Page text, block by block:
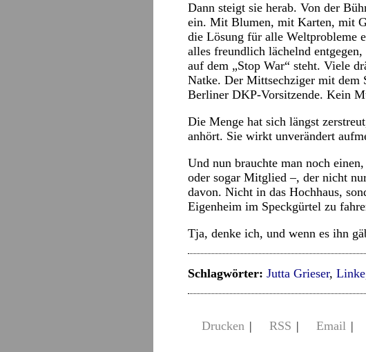
Dann steigt sie herab. Von der
ein. Mit Blumen, mit Karten, mit
die Lösung für alle Weltprobleme
alles freundlich lächelnd
auf dem „Stop War“ steht. Viele
Natke. Der Mittsechziger mit dem
Berliner DKP-Vorsitzende. Kein
Die Menge hat sich längst
anhört. Sie wirkt unverändert
Und nun brauchte man noch
oder sogar Mitglied –, der nicht
davon. Nicht in das Hochhaus,
Eigenheim im Speckgürtel zu
Tja, denke ich, und wenn es ihn
Schlagwörter: Jutta Grieser, Linke
Drucken | RSS | Email |